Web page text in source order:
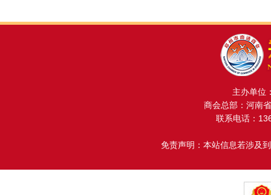
主办单位
商会总部：河南
联系电话：
免责声明：本站信息若涉及